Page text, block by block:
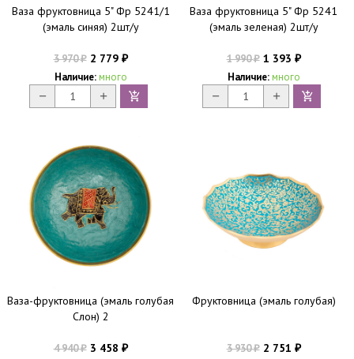
Ваза фруктовница 5" Фр 5241/1
(эмаль синяя) 2шт/у
3 970₽2 779 ₽
Наличие: много
Ваза фруктовница 5" Фр 5241
(эмаль зеленая) 2шт/у
1 990₽1 393 ₽
Наличие: много
Ваза-фруктовница (эмаль голубая
Слон) 2
4 940₽3 458 ₽
Фруктовница (эмаль голубая)
3 930₽2 751 ₽